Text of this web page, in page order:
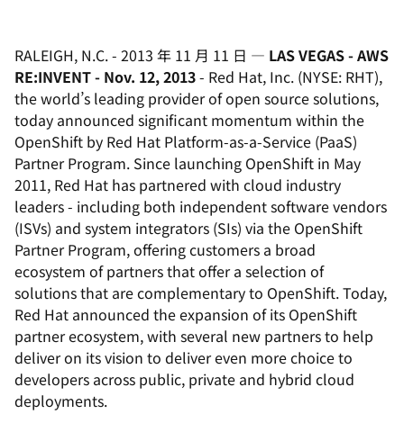
RALEIGH, N.C.- 2013 年 11 月 11 日 — LAS VEGAS - AWS
RE:INVENT - Nov. 12, 2013- Red Hat, Inc. (NYSE: RHT),
the world’s leading provider of open source solutions,
today announced significant momentum within the
OpenShift by Red Hat Platform-as-a-Service (PaaS)
Partner Program. Since launching OpenShift in May
2011, Red Hat has partnered with cloud industry
leaders - including both independent software vendors
(ISVs) and system integrators (SIs) via the OpenShift
Partner Program, offering customers a broad
ecosystem of partners that offer a selection of
solutions that are complementary to OpenShift. Today,
Red Hat announced the expansion of its OpenShift
partner ecosystem, with several new partners to help
deliver on its vision to deliver even more choice to
developers across public, private and hybrid cloud
deployments.